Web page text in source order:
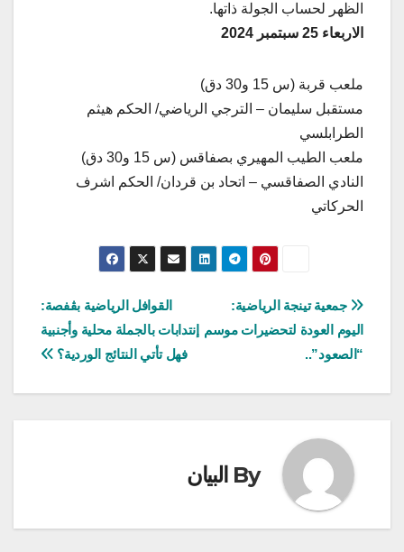
الظهر لحساب الجولة ذاتها.
الاربعاء 25 سبتمبر 2024
ملعب قربة (س 15 و30 دق)
مستقبل سليمان – الترجي الرياضي/ الحكم هيثم
الطرابلسي
ملعب الطيب المهيري بصفاقس (س 15 و30 دق)
النادي الصفاقسي – اتحاد بن قردان/ الحكم اشرف
الحركاتي
تصفّح
المقالات
القوافل الرياضية بڨفصة:
إنتدابات بالجملة محلية وأجنبية
فهل تأتي النتائج الوردية؟
جمعية تينجة الرياضية:
اليوم العودة لتحضيرات موسم
“الصعود”..
By البيان